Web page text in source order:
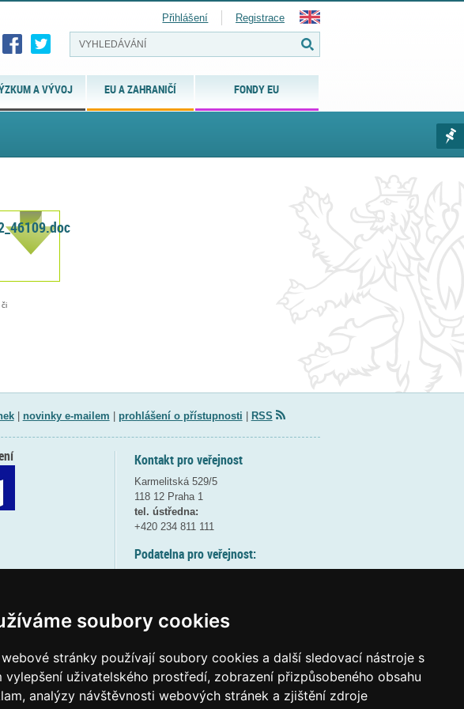
soubory cookies
stránky používají soubory cookies a další sledovací nástroje s
vylepšení uživatelského prostředí, zobrazení přizpůsobeného obsahu
analýzy návštěvnosti webových stránek a zjištění zdroje
A VÝVOJ EU A ZAHRANIČÍ FONDY EU
Přihlášení Registrace
či
| novinky e-mailem prohlášení o přístupnosti RSS
Kontakt pro veřejnost
Karmelitská 529/5
118 12 Praha 1
tel. ústředna:
+420 234 811 111
Podatelna pro veřejnost:
(více informací
Elektronická podatelna:
posta@msmtgov cz